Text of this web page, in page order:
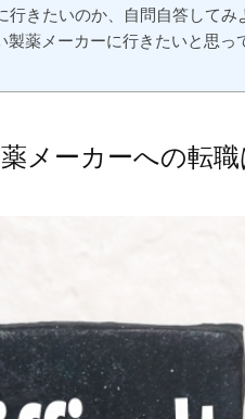
行きたいのか、自問自答してみ
製薬メーカーに行きたいと思っ
メーカーへの転